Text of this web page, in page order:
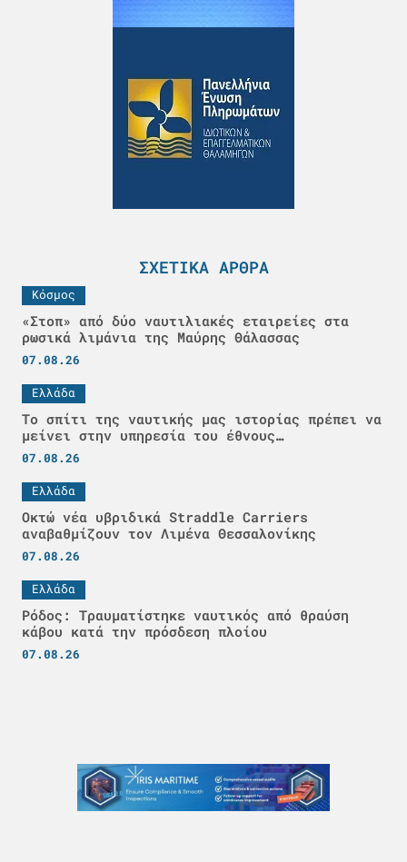
ΣΧΕΤΙΚΆ ΆΡΘΡΑ
Κόσμος
«Στοπ» από δύο ναυτιλιακές εταιρείες στα
ρωσικά λιμάνια της Μαύρης Θάλασσας
07.08.26
Ελλάδα
Το σπίτι της ναυτικής μας ιστορίας πρέπει να
μείνει στην υπηρεσία του έθνους…
07.08.26
Ελλάδα
Οκτώ νέα υβριδικά Straddle Carriers
αναβαθμίζουν τον Λιμένα Θεσσαλονίκης
07.08.26
Ελλάδα
Ρόδος: Τραυματίστηκε ναυτικός από θραύση
κάβου κατά την πρόσδεση πλοίου
07.08.26